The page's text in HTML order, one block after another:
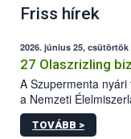
Friss hírek
2026. június 25, csütörtök
27 Olaszrizling
A Szupermenta
a Nemzeti
szakemberei.
élelmiszerbiztonsági
TOVÁBB >